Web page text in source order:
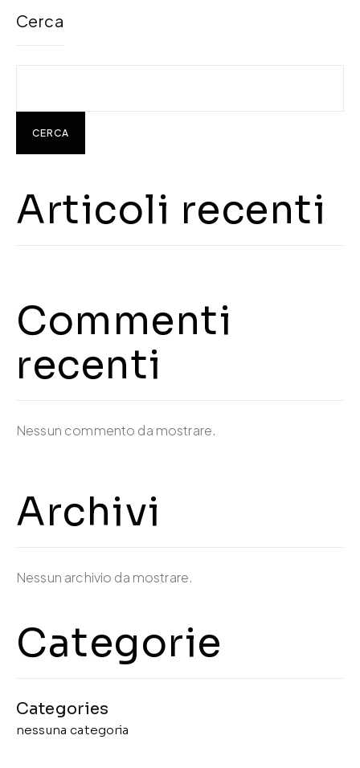
Cerca
CERCA
Articoli recenti
Commenti
recenti
Nessun commento da mostrare.
Archivi
Nessun archivio da mostrare.
Categorie
nessuna categoria